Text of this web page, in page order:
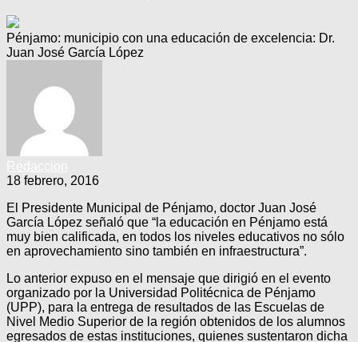
Pénjamo: municipio con una educación de excelencia: Dr.
Juan José García López
18 febrero, 2016
El Presidente Municipal de Pénjamo, doctor Juan José
García López señaló que “la educación en Pénjamo está
muy bien calificada, en todos los niveles educativos no sólo
en aprovechamiento sino también en infraestructura”.
Lo anterior expuso en el mensaje que dirigió en el evento
organizado por la Universidad Politécnica de Pénjamo
(UPP), para la entrega de resultados de las Escuelas de
Nivel Medio Superior de la región obtenidos de los alumnos
egresados de estas instituciones, quienes sustentaron dicha